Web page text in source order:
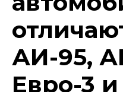
АИ-95,
Евро-3